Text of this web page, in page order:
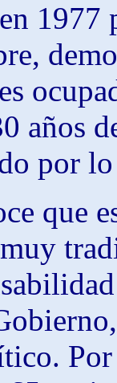
1977
años
por
que